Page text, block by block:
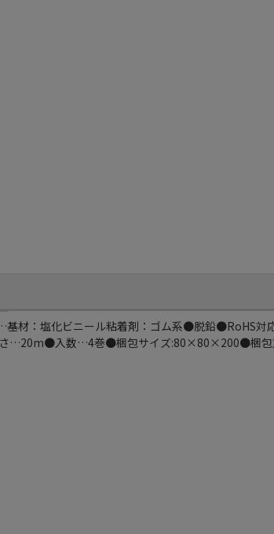
：塩化ビニール粘着剤：ゴム系●脱鉛●RoHS対
…20m●入数…4巻●梱包サイズ:80×80×200●梱包